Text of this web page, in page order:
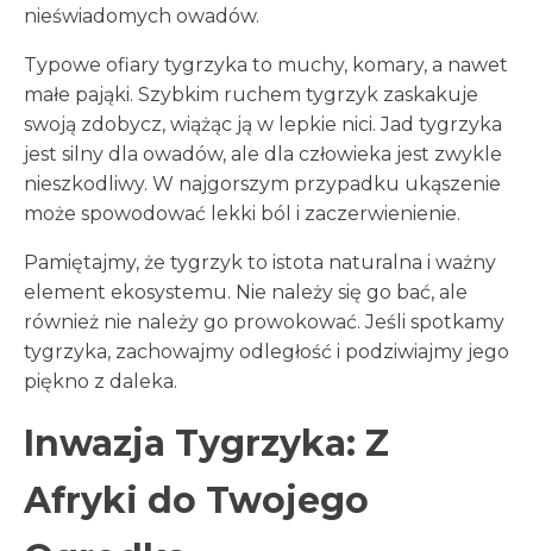
nieświadomych owadów.
Typowe ofiary tygrzyka to muchy, komary, a nawet
małe pająki. Szybkim ruchem tygrzyk zaskakuje
swoją zdobycz, wiążąc ją w lepkie nici. Jad tygrzyka
jest silny dla owadów, ale dla człowieka jest zwykle
nieszkodliwy. W najgorszym przypadku ukąszenie
może spowodować lekki ból i zaczerwienienie.
Pamiętajmy, że tygrzyk to istota naturalna i ważny
element ekosystemu. Nie należy się go bać, ale
również nie należy go prowokować. Jeśli spotkamy
tygrzyka, zachowajmy odległość i podziwiajmy jego
piękno z daleka.
Inwazja Tygrzyka: Z
Afryki do Twojego